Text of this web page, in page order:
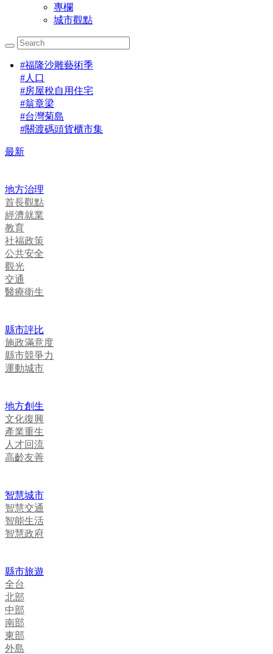
專欄
城市觀點
#福隆沙雕藝術季
#人口
#房屋稅自用住宅
#翁章梁
#台灣菊島
#關渡碼頭貨櫃市集
最新
地方治理
首長觀點
經濟就業
教育
社福政策
公共安全
觀光
交通
醫療衛生
縣市評比
施政滿意度
縣市競爭力
運動城市
地方創生
文化復興
產業重生
人才回流
高齡友善
智慧城市
智慧交通
智能生活
智慧政府
縣市旅遊
全台
北部
中部
南部
東部
外島